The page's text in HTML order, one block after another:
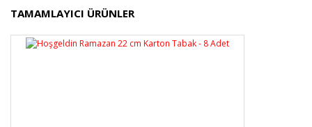
Bu ürünün fiyat bilgisi, resim, ürün açıklamalarında ve
diğer konularda yetersiz gördüğünüz noktaları öneri
formunu kullanarak tarafımıza iletebilirsiniz.
Görüş ve önerileriniz için teşekkür ederiz.
TAMAMLAYICI ÜRÜNLER